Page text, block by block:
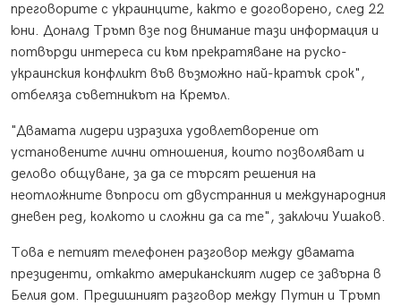
преговорите с украинците, както е договорено, след 22
юни. Доналд Тръмп взе под внимание тази информация и
потвърди интереса си към прекратяване на руско-
украинския конфликт във възможно най-кратък срок",
отбеляза съветникът на Кремъл.
"Двамата лидери изразиха удовлетворение от
установените лични отношения, които позволяват и
делово общуване, за да се търсят решения на
неотложните въпроси от двустранния и международния
дневен ред, колкото и сложни да са те", заключи Ушаков.
Това е петият телефонен разговор между двамата
президенти, откакто американският лидер се завърна в
Белия дом. Предишният разговор между Путин и Тръмп